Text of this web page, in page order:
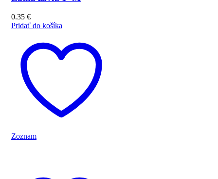
0.35 €
Pridať do košíka
Zoznam